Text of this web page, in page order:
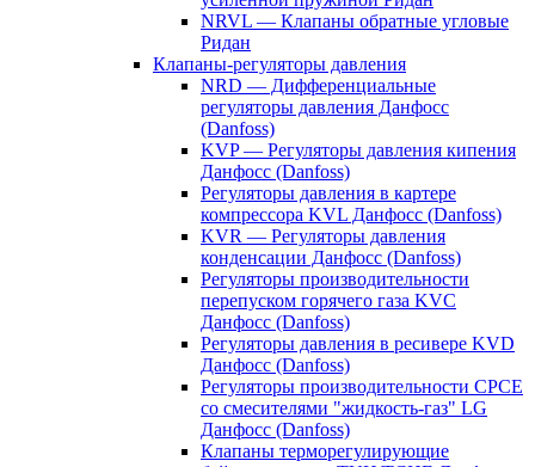
NRVL — Клапаны обратные угловые
Ридан
Клапаны-регуляторы давления
NRD — Дифференциальные
регуляторы давления Данфосс
(Danfoss)
KVP — Регуляторы давления кипения
Данфосс (Danfoss)
Регуляторы давления в картере
компрессора KVL Данфосс (Danfoss)
KVR — Регуляторы давления
конденсации Данфосс (Danfoss)
Регуляторы производительности
перепуском горячего газа KVC
Данфосс (Danfoss)
Регуляторы давления в ресивере KVD
Данфосс (Danfoss)
Регуляторы производительности CPCE
со смесителями "жидкость-газ" LG
Данфосс (Danfoss)
Клапаны терморегулирующие